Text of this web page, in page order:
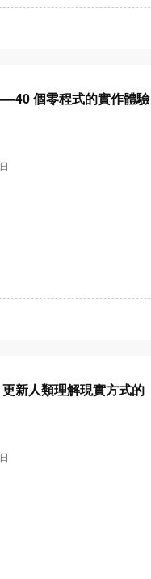
個零程式的實作體
新人類理解現實方式的